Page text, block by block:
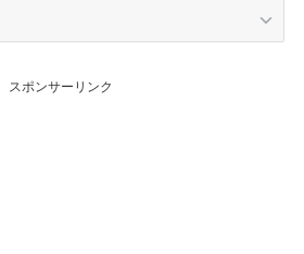
スポンサーリンク